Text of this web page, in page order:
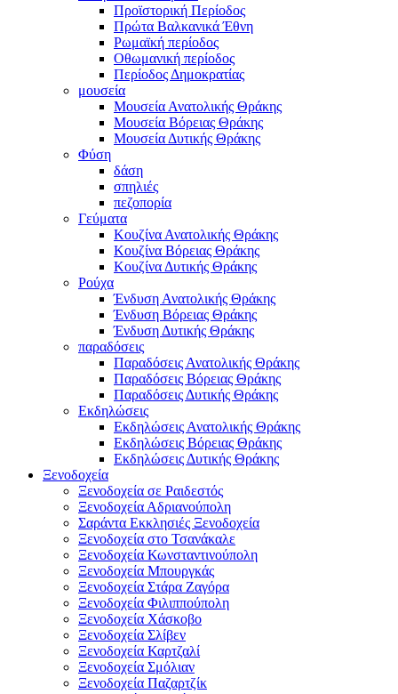
Προϊστορική Περίοδος
Πρώτα Βαλκανικά Έθνη
Ρωμαϊκή περίοδος
Οθωμανική περίοδος
Περίοδος Δημοκρατίας
μουσεία
Μουσεία Ανατολικής Θράκης
Μουσεία Βόρειας Θράκης
Μουσεία Δυτικής Θράκης
Φύση
δάση
σπηλιές
πεζοπορία
Γεύματα
Κουζίνα Ανατολικής Θράκης
Κουζίνα Βόρειας Θράκης
Κουζίνα Δυτικής Θράκης
Ρούχα
Ένδυση Ανατολικής Θράκης
Ένδυση Βόρειας Θράκης
Ένδυση Δυτικής Θράκης
παραδόσεις
Παραδόσεις Ανατολικής Θράκης
Παραδόσεις Βόρειας Θράκης
Παραδόσεις Δυτικής Θράκης
Εκδηλώσεις
Εκδηλώσεις Ανατολικής Θράκης
Εκδηλώσεις Βόρειας Θράκης
Εκδηλώσεις Δυτικής Θράκης
Ξενοδοχεία
Ξενοδοχεία σε Ραιδεστός
Ξενοδοχεία Αδριανούπολη
Σαράντα Εκκλησιές Ξενοδοχεία
Ξενοδοχεία στο Τσανάκαλε
Ξενοδοχεία Κωνσταντινούπολη
Ξενοδοχεία Μπουργκάς
Ξενοδοχεία Στάρα Ζαγόρα
Ξενοδοχεία Φιλιππούπολη
Ξενοδοχεία Χάσκοβο
Ξενοδοχεία Σλίβεν
Ξενοδοχεία Καρτζαλί
Ξενοδοχεία Σμόλιαν
Ξενοδοχεία Παζαρτζίκ